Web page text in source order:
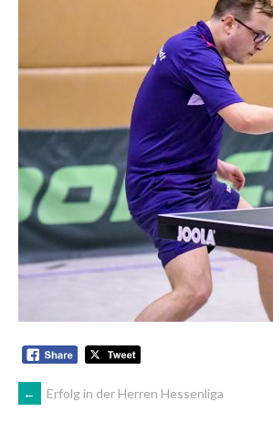
ARTIKEL-
← Erfolg in der Herren Hessenliga